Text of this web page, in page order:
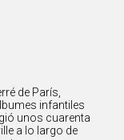
de París,
infantiles
unos cuarenta
a lo largo de